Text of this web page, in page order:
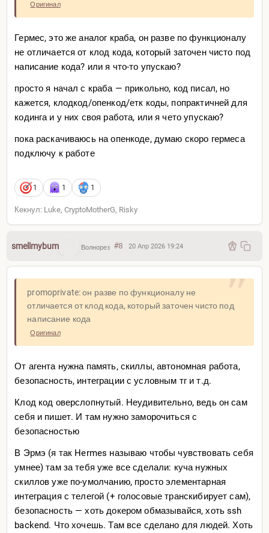
Оригинал
Гермес, это же аналог краба, он разве по функционалу
не отличается от клод кода, который заточен чисто под
написание кода? или я что-то упускаю?
просто я начал с краба — прикольно, код писал, но
кажется, клодкод/опенкод/етк коды, попрактичней для
кодинга и у них своя работа, или я чето упускаю?
пока раскачиваюсь на опенкоде, думаю скоро гермеса
подключу к работе
1 1 1
Кекнул: Luke, CryptoMotherG, Risky
smellmybum Волнорез #8 20 Апр 2026 19:24
promoprivate: он разве по функционалу не
отличается от клод кода, который заточен чисто под
написание кода
Оригинал
От агента нужна память, скиллы, автономная работа,
безопасность, интеграции с условным тг и т.д.
Клод код оверслопнутый. Неудивительно, ведь он сам
себя и пишет. И там нужно заморочиться с
безопасностью
В Эрмэ (я так Hermes называю чтобы чувствовать себя
умнее) там за тебя уже все сделали: куча нужных
скиллов уже по-умолчанию, просто элементарная
интеграция с телегой (+ голосовые транскибирует сам),
безопасность — хоть докером обмазывайся, хоть ssh
backend. Что хочешь. Там все сделано для людей. Хоть